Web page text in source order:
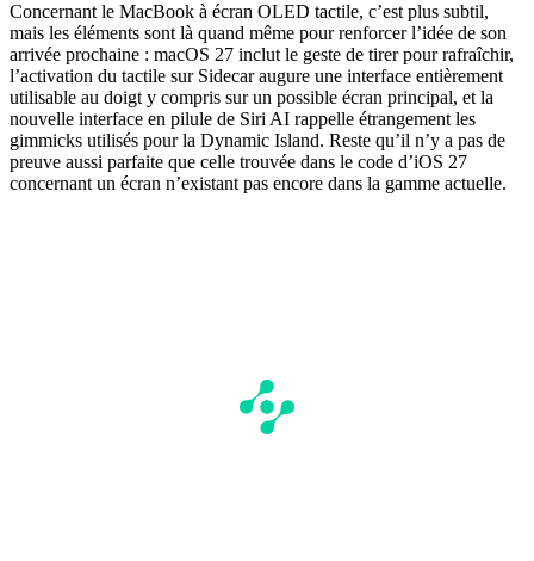
Concernant le MacBook à écran OLED tactile, c’est plus subtil,
mais les éléments sont là quand même pour renforcer l’idée de son
arrivée prochaine : macOS 27 inclut le geste de tirer pour rafraîchir,
l’activation du tactile sur Sidecar augure une interface entièrement
utilisable au doigt y compris sur un possible écran principal, et la
nouvelle interface en pilule de Siri AI rappelle étrangement les
gimmicks utilisés pour la Dynamic Island. Reste qu’il n’y a pas de
preuve aussi parfaite que celle trouvée dans le code d’iOS 27
concernant un écran n’existant pas encore dans la gamme actuelle.